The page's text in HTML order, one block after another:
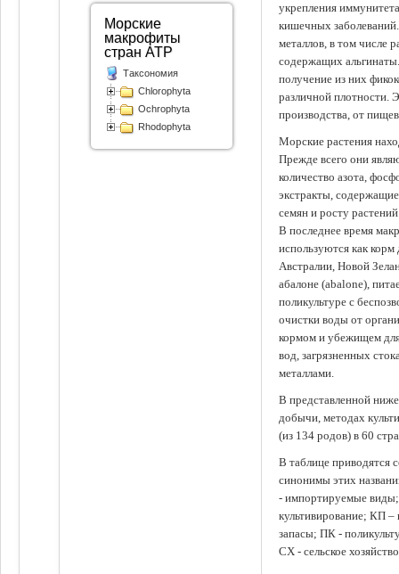
укрепления
кишечных
металлов, в том числе
содержащих
получение из них
различной плотности.
производства, от
Морские растения
Прежде всего они
количество азота,
экстракты,
семян и росту
В последнее время
используются как
Австралии, Новой
абалоне (abalone),
поликультуре с
очистки воды от
кормом и убежищем
вод, загрязненных
металлами.
В представленной
добычи, методах
(из 134 родов) в 60
В таблице приводятся
синонимы этих
- импортируемые
культивирование; КП
запасы; ПК -
СХ - сельское
Морские
макрофиты
стран АТР
Таксономия
Chlorophyta
Ochrophyta
Rhodophyta